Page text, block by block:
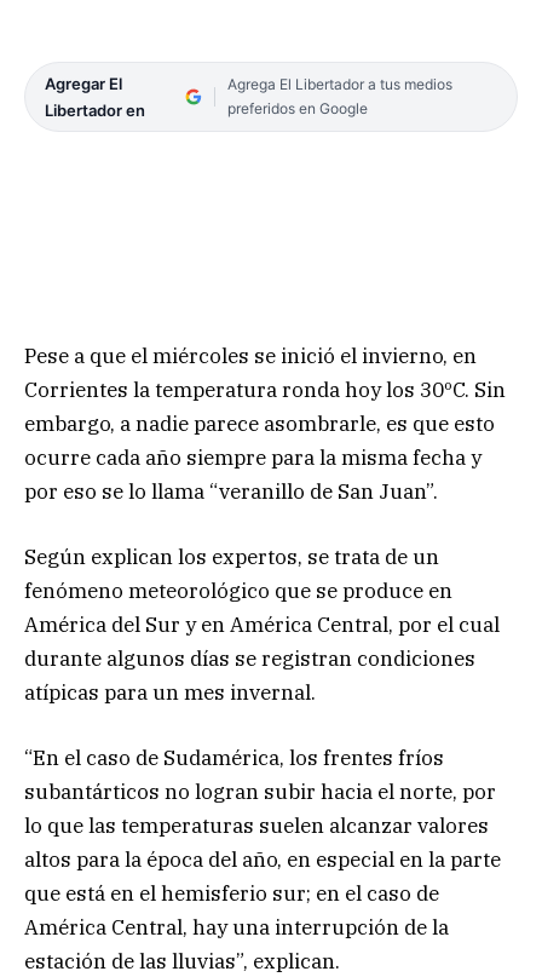
Agregar El
Libertador en
Agrega El Libertador a tus medios
preferidos en Google
Pese a que el miércoles se inició el invierno, en
Corrientes la temperatura ronda hoy los 30ºC. Sin
embargo, a nadie parece asombrarle, es que esto
ocurre cada año siempre para la misma fecha y
por eso se lo llama “veranillo de San Juan”.
Según explican los expertos, se trata de un
fenómeno meteorológico que se produce en
América del Sur y en América Central, por el cual
durante algunos días se registran condiciones
atípicas para un mes invernal.
“En el caso de Sudamérica, los frentes fríos
subantárticos no logran subir hacia el norte, por
lo que las temperaturas suelen alcanzar valores
altos para la época del año, en especial en la parte
que está en el hemisferio sur; en el caso de
América Central, hay una interrupción de la
estación de las lluvias”, explican.